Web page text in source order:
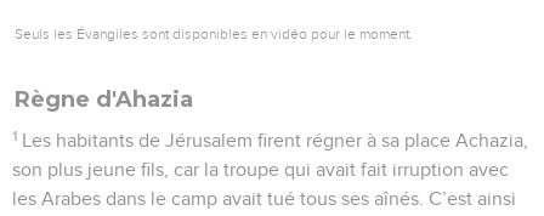
Seuls les Évangiles sont disponibles en vidéo pour le moment.
Règne d'Ahazia
1 Les habitants de Jérusalem firent régner à sa place Achazia,
son plus jeune fils, car la troupe qui avait fait irruption avec
les Arabes dans le camp avait tué tous ses aînés. C’est ainsi